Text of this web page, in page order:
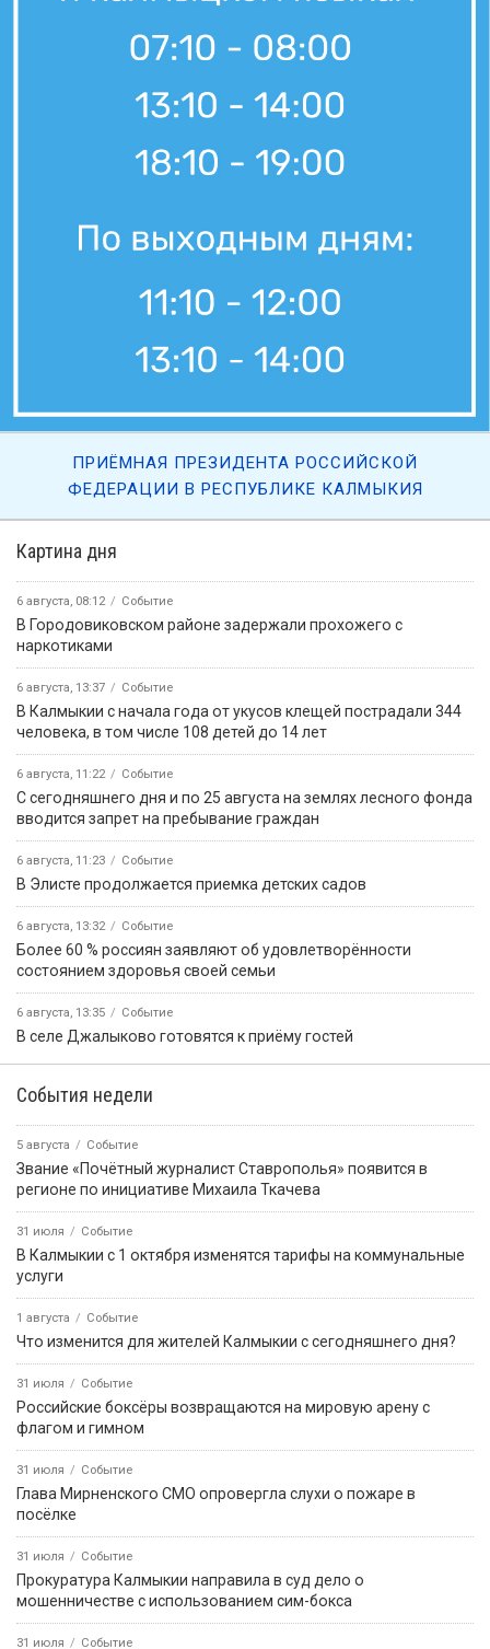
Картина дня
6 августа, 08:12 Событие
В Городовиковском районе задержали прохожего с
наркотиками
6 августа, 13:37 Событие
В Калмыкии с начала года от укусов клещей пострадали 344
человека, в том числе 108 детей до 14 лет
6 августа, 11:22 Событие
С сегодняшнего дня и по 25 августа на землях лесного фонда
вводится запрет на пребывание граждан
6 августа, 11:23 Событие
В Элисте продолжается приемка детских садов
6 августа, 13:32 Событие
Более 60 % россиян заявляют об удовлетворённости
состоянием здоровья своей семьи
6 августа, 13:35 Событие
В селе Джалыково готовятся к приёму гостей
События недели
5 августа Событие
Звание «Почётный журналист Ставрополья» появится в
регионе по инициативе Михаила Ткачева
31 июля Событие
В Калмыкии с 1 октября изменятся тарифы на коммунальные
услуги
1 августа Событие
Что изменится для жителей Калмыкии с сегодняшнего дня?
31 июля Событие
Российские боксёры возвращаются на мировую арену с
флагом и гимном
31 июля Событие
Глава Мирненского СМО опровергла слухи о пожаре в
посёлке
31 июля Событие
Прокуратура Калмыкии направила в суд дело о
мошенничестве с использованием сим-бокса
31 июля Событие
ПРИЁМНАЯ ПРЕЗИДЕНТА РОССИЙСКОЙ
ФЕДЕРАЦИИ В РЕСПУБЛИКЕ КАЛМЫКИЯ